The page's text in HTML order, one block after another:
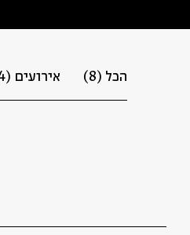
תכנים
הכל (8) אירועים (4)